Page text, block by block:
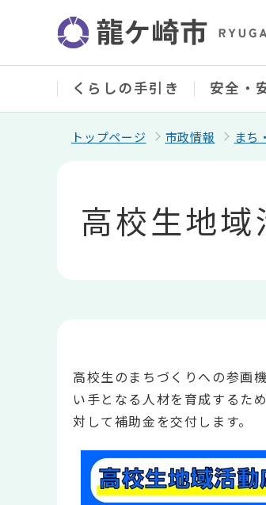
ジ
くらしの手引き 安全・
トップページ 市政情報 まち
高校生地
高校生のまちづくりへの参画
い手となる人材を育成するた
対して補助金を交付します。